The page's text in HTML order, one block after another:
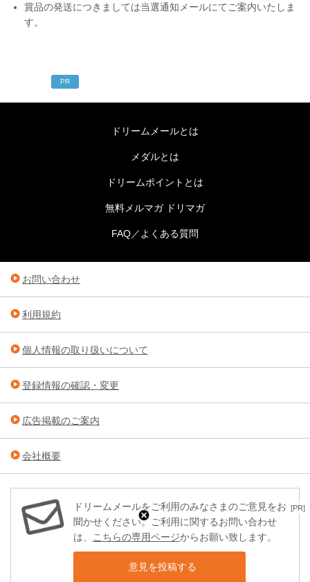
賞品の発送につきましては当選通知メールにてご案内いたしま
す。
[PR]
PR
ドリームメールとは
メダルとは
ドリームポイントとは
無料メルマガ ドリマガ
FAQ／よくある質問
お問い合わせ
利用規約
個人情報の取り扱いについて
登録情報の確認・変更
広告掲載のご案内
会社概要
ドリームメールをご利用のみなさまのご意見をお
聞かせください。ご利用に関するお問い合わせ
は、
こちらの専用ページからお願い致します。
意見を投稿する